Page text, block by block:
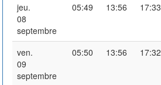
jeu.
08
septembre
05:49 13:56 17:33
ven.
09
septembre
05:50 13:56 17:32